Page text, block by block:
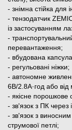
- знімна стійка для
- тензодатчик
із застосуванням
-
перевантаження;
- вбудована
- регульовані ніжки;
- автономне
6В/2.8А·год або
- якісне
- зв'язок з ПК через
- зв'язок з
струмової петлі;